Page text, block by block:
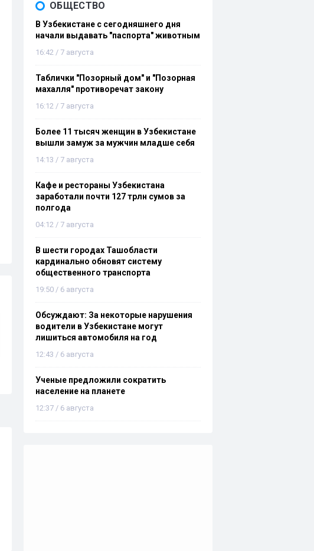
ОБЩЕСТВО
В Узбекистане с сегодняшнего дня
начали выдавать "паспорта" животным
16:42 / 7 августа
Таблички "Позорный дом" и "Позорная
махалля" противоречат закону
16:12 / 7 августа
Более 11 тысяч женщин в Узбекистане
вышли замуж за мужчин младше себя
14:13 / 7 августа
Кафе и рестораны Узбекистана
заработали почти 127 трлн сумов за
полгода
04:12 / 7 августа
В шести городах Ташобласти
кардинально обновят систему
общественного транспорта
19:50 / 6 августа
Обсуждают: За некоторые нарушения
водители в Узбекистане могут
лишиться автомобиля на год
12:43 / 6 августа
Ученые предложили сократить
население на планете
12:37 / 6 августа